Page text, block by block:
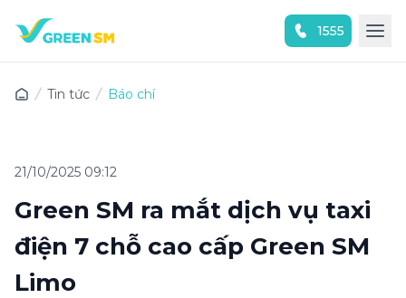
1555
Tin tức Báo chí
21/10/2025 09:12
Green SM ra mắt dịch vụ taxi
điện 7 chỗ cao cấp Green SM
Limo